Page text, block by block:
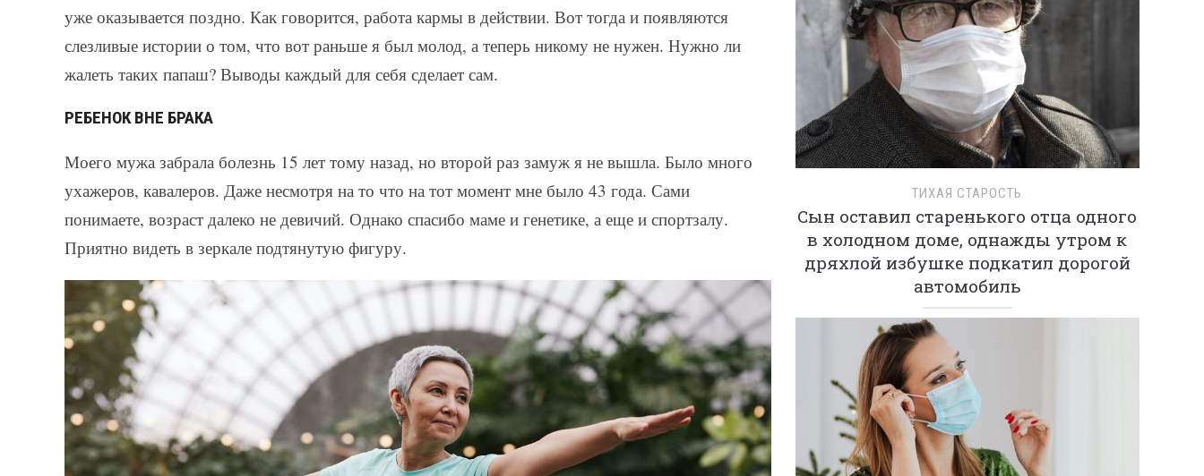
уже оказывается поздно. Как говорится, работа кармы в действии. Вот тогда и появляются
слезливые истории о том, что вот раньше я был молод, а теперь никому не нужен. Нужно ли
жалеть таких папаш? Выводы каждый для себя сделает сам.
РЕБЕНОК ВНЕ БРАКА
Моего мужа забрала болезнь 15 лет тому назад, но второй раз замуж я не вышла. Было много
ухажеров, кавалеров. Даже несмотря на то что на тот момент мне было 43 года. Сами
понимаете, возраст далеко не девичий. Однако спасибо маме и генетике, а еще и спортзалу.
Приятно видеть в зеркале подтянутую фигуру.
ТИХАЯ СТАРОСТЬ
Сын оставил старенького отца одного
в холодном доме, однажды утром к
дряхлой избушке подкатил дорогой
автомобиль